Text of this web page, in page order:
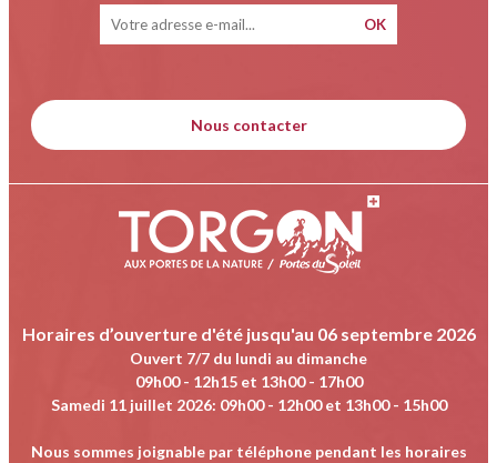
Nous contacter
Horaires d’ouverture d'été jusqu'au 06 septembre 2026
Ouvert 7/7 du lundi au dimanche
09h00 - 12h15 et 13h00 - 17h00
Samedi 11 juillet 2026: 09h00 - 12h00 et 13h00 - 15h00
Nous sommes joignable par téléphone pendant les horaires